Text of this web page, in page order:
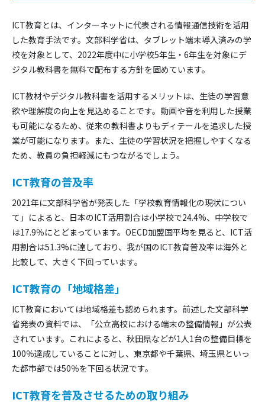
ICT教育とは、インターネットに代表される情報通信技術を活用
した教育手法です。文部科学省は、タブレット端末導入済みの学
校を対象として、2022年度中に小学校5年生・6年生を対象にデ
ジタル教科書を無料で配布する方針を固めています。
ICT教材やデジタル教科書を活用するメリットは、生徒の学習意
欲や理解度の向上を見込めることです。動画や音を利用した授業
も可能になるため、従来の教科書よりもディテールを追求した授
業が可能になります。また、生徒の学習状況を把握しやすくなる
ため、教員の負担軽減にもつながるでしょう。
ICT教育の普及率
2021年に文部科学省が発表した「学校教育情報化の現状につい
て」によると、日本のICT活用割合は小学校で24.4%、中学校で
は17.9％にとどまっています。OECD加盟国平均を見ると、ICT活
用割合は51.3%に達しており、我が国のICT教育普及率は海外と
比較して、大きく下回っています。
ICT教育の「地域格差」
ICT教育においては地域格差も認められます。前述した文部科学
省発表の資料では、「公立高校における端末の整備情報」が公表
されています。これによると、秋田県などが1人1台の整備目標を
100％達成していることに対し、東京都や千葉県、埼玉県といっ
た都市部では50％を下回る状況です。
ICT教育を普及させるための取り組み